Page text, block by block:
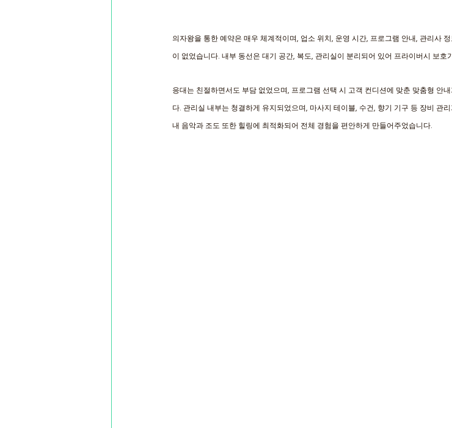
의자왕을 통한 예약은 매우 체계적이며, 업소 위치, 운영 시간, 프로그램 안내, 관리사
이 없었습니다. 내부 동선은 대기 공간, 복도, 관리실이 분리되어 있어 프라이버시 보호
응대는 친절하면서도 부담 없었으며, 프로그램 선택 시 고객 컨디션에 맞춘 맞춤형 안
다. 관리실 내부는 청결하게 유지되었으며, 마사지 테이블, 수건, 향기 기구 등 장비 관
내 음악과 조도 또한 힐링에 최적화되어 전체 경험을 편안하게 만들어주었습니다.